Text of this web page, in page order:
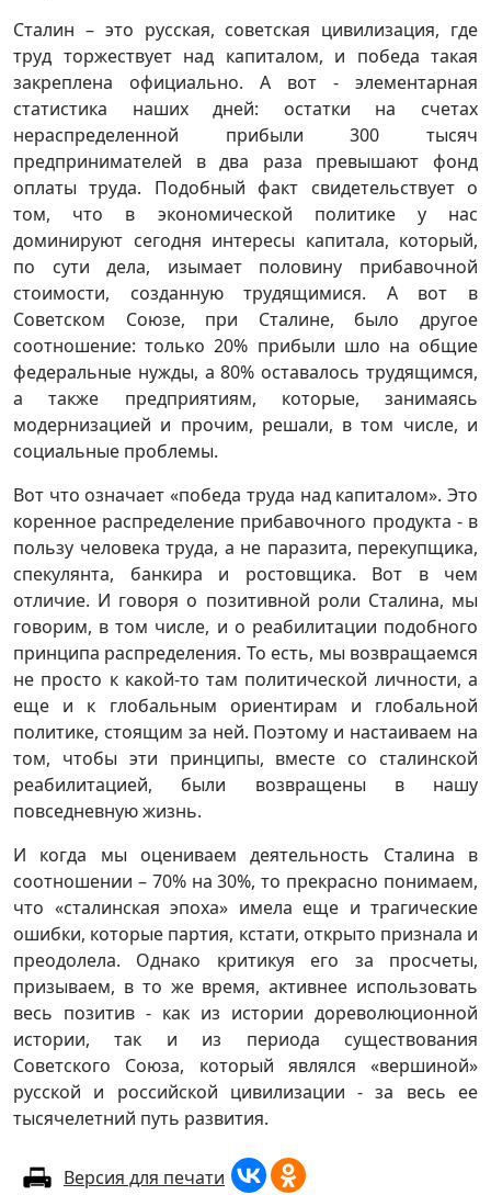
Сталин – это русская, советская цивилизация, где
труд торжествует над капиталом, и победа такая
закреплена официально. А вот - элементарная
статистика наших дней: остатки на счетах
нераспределенной прибыли 300 тысяч
предпринимателей в два раза превышают фонд
оплаты труда. Подобный факт свидетельствует о
том, что в экономической политике у нас
доминируют сегодня интересы капитала, который,
по сути дела, изымает половину прибавочной
стоимости, созданную трудящимися. А вот в
Советском Союзе, при Сталине, было другое
соотношение: только 20% прибыли шло на общие
федеральные нужды, а 80% оставалось трудящимся,
а также предприятиям, которые, занимаясь
модернизацией и прочим, решали, в том числе, и
социальные проблемы.
Вот что означает «победа труда над капиталом». Это
коренное распределение прибавочного продукта - в
пользу человека труда, а не паразита, перекупщика,
спекулянта, банкира и ростовщика. Вот в чем
отличие. И говоря о позитивной роли Сталина, мы
говорим, в том числе, и о реабилитации подобного
принципа распределения. То есть, мы возвращаемся
не просто к какой-то там политической личности, а
еще и к глобальным ориентирам и глобальной
политике, стоящим за ней. Поэтому и настаиваем на
том, чтобы эти принципы, вместе со сталинской
реабилитацией, были возвращены в нашу
повседневную жизнь.
И когда мы оцениваем деятельность Сталина в
соотношении – 70% на 30%, то прекрасно понимаем,
что «сталинская эпоха» имела еще и трагические
ошибки, которые партия, кстати, открыто признала и
преодолела. Однако критикуя его за просчеты,
призываем, в то же время, активнее использовать
весь позитив - как из истории дореволюционной
истории, так и из периода существования
Советского Союза, который являлся «вершиной»
русской и российской цивилизации - за весь ее
тысячелетний путь развития.
Версия для печати